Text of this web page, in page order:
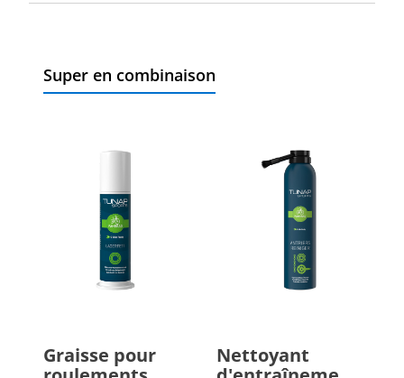
Super en combinaison
Graisse pour
Nettoyant